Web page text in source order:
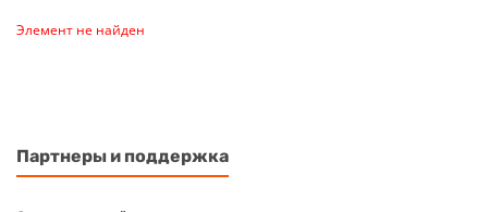
Элемент не найден
Партнеры и поддержка